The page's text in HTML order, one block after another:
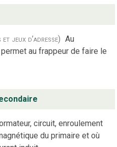
jeux d’adresse) Au
au frappeur de faire le
circuit, enroulement
du primaire et où